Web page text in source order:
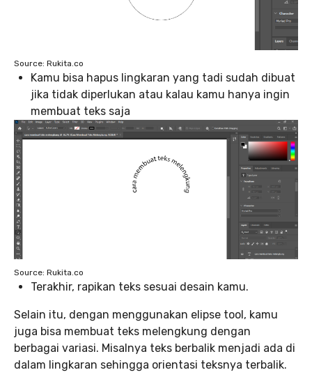
Source: Rukita.co
Kamu bisa hapus lingkaran yang tadi sudah dibuat
jika tidak diperlukan atau kalau kamu hanya ingin
membuat teks saja
Source: Rukita.co
Terakhir, rapikan teks sesuai desain kamu.
Selain itu, dengan menggunakan elipse tool, kamu
juga bisa membuat teks melengkung dengan
berbagai variasi. Misalnya teks berbalik menjadi ada di
dalam lingkaran sehingga orientasi teksnya terbalik.